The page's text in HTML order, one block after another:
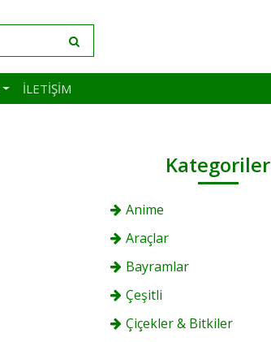
İLETIŞIM
Kategoriler
Anime
Araçlar
Bayramlar
Çeşitli
Çiçekler & Bitkiler